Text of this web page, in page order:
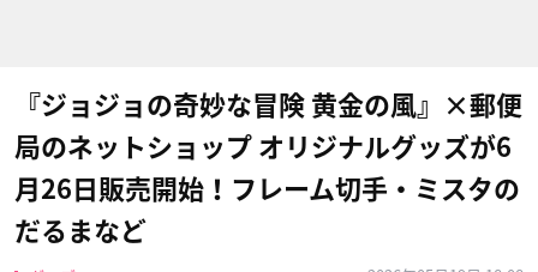
『ジョジョの奇妙な冒険 黄金の風』×郵便
局のネットショップ オリジナルグッズが6
月26日販売開始！フレーム切手・ミスタの
だるまなど